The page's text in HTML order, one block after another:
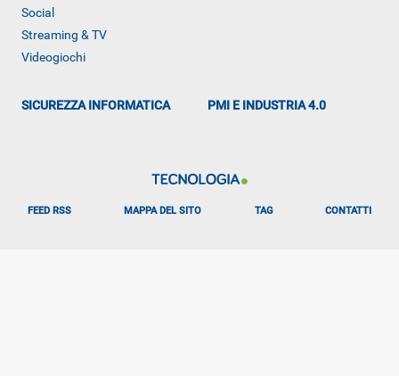
Social
Streaming & TV
Videogiochi
SICUREZZA INFORMATICA PMI E INDUSTRIA 4.0
FEED RSS MAPPA DEL SITO TAG CONTATTI